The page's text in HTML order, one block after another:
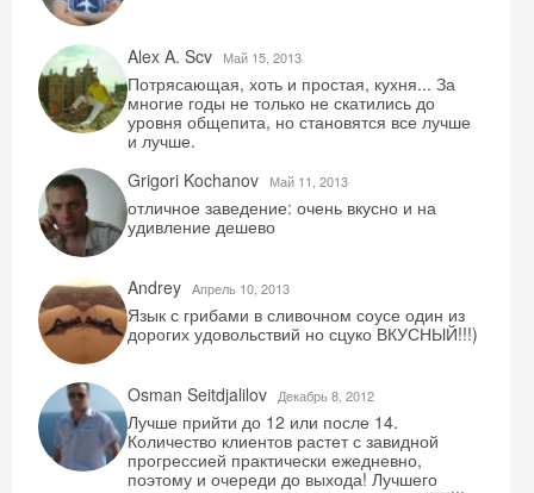
Alex A. Scv Май 15, 2013
Потрясающая, хоть и простая, кухня... За
многие годы не только не скатились до
уровня общепита, но становятся все лучше
и лучше.
Grigori Kochanov
Май 11, 2013
отличное заведение: очень вкусно и на
удивление дешево
Andrey Aпрель 10, 2013
Язык с грибами в сливочном соусе один из
дорогих удовольствий но сцуко ВКУСНЫЙ!!!)
Osman Seitdjalilov Декабрь 8, 2012
Лучше прийти до 12 или после 14.
Количество клиентов растет с завидной
прогрессией практически ежедневно,
поэтому и очереди до выхода! Лучшего